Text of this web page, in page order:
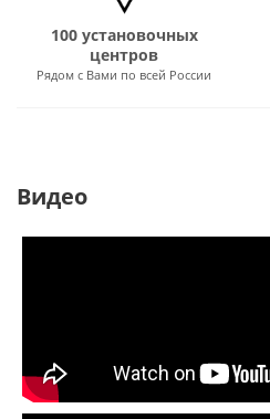
100 установочных
центров
Рядом с Вами по всей России
Видео